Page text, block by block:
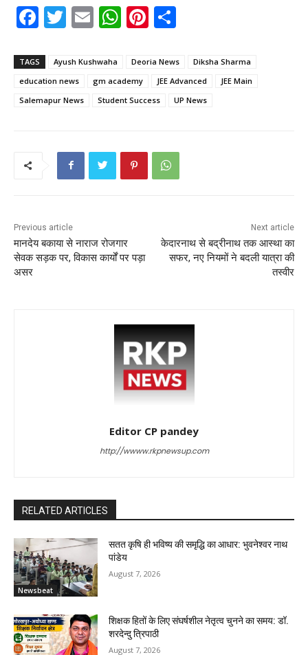
F
a
c
e
b
T
w
itt
er
E
m
ai
l
W
h
a
ts
A
p
Pi
nt
er
e
st
ar
e
TAGS Ayush Kushwaha Deoria News
Diksha Sharma
education news
gm academy JEE Advanced
JEE Main
Salemapur News
Student Success UP News
Previous article
मानदेय बकाया से नाराज रोजगार
सेवक सड़क पर, विकास कार्यों पर पड़ा
असर
Next article
केदारनाथ से बद्रीनाथ तक आस्था का
सफर, नए नियमों ने बदली यात्रा की
तस्वीर
Editor CP pandey
http://wwww.rkpnewsup.com
RELATED ARTICLES
Newsbeat
सतत कृषि ही भविष्य की समृद्धि का आधार: भुवनेश्वर नाथ
पांडेय
August 7, 2026
शिक्षक हितों के लिए संघर्षशील नेतृत्व चुनने का समय: डॉ.
शरदेन्दु त्रिपाठी
August 7, 2026